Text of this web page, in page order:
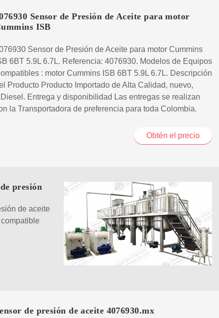
Sensor de Presión de Aceite para motor
ISB
Sensor de Presión de Aceite para motor Cummins
6BT 5.9L 6.7L. Referencia: 4076930. Modelos de Equipos
: motor Cummins ISB 6BT 5.9L 6.7L. Descripción
Producto Producto Importado de Alta Calidad, nuevo,
Entrega y disponibilidad Las entregas se realizan
la Transportadora de preferencia para toda Colombia.
Obtén el precio
presión
de aceite
de presión de aceite 4076930.mx